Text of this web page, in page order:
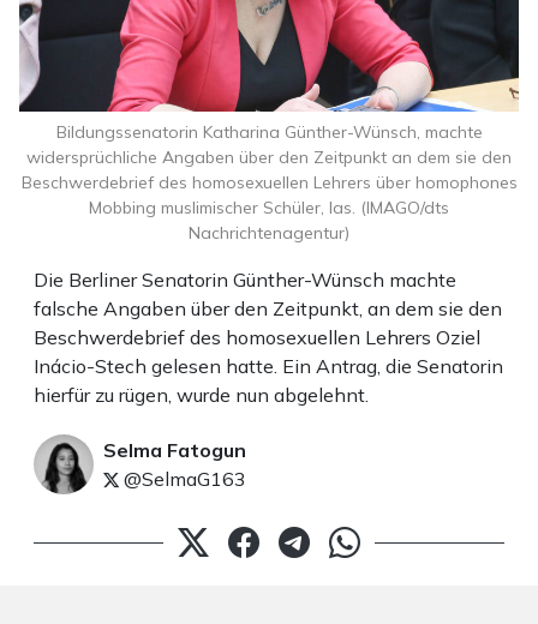
Die Berliner Senatorin Günther-Wünsch machte
falsche Angaben über den Zeitpunkt, an dem sie den
Beschwerdebrief des homosexuellen Lehrers Oziel
Inácio-Stech gelesen hatte. Ein Antrag, die Senatorin
hierfür zu rügen, wurde nun abgelehnt.
Selma Fatogun
@SelmaG163
Bildungssenatorin Katharina Günther-Wünsch, machte
widersprüchliche Angaben über den Zeitpunkt an dem sie den
Beschwerdebrief des homosexuellen Lehrers über homophones
Mobbing muslimischer Schüler, las. (IMAGO/dts
Nachrichtenagentur)